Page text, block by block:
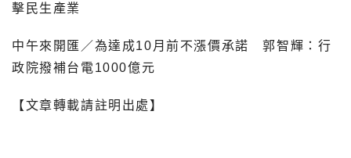
擊民生產業
中午來開匯／為達成10月前不漲價承諾 郭智輝：行
政院撥補台電1000億元
【文章轉載請註明出處】